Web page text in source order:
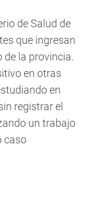
de Salud de
que ingresan
la provincia.
en otras
en
registrar el
un trabajo
caso